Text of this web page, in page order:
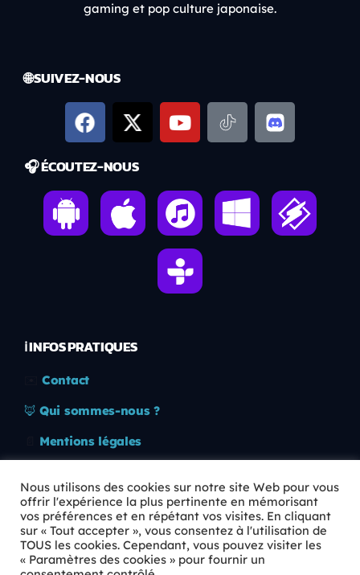
gaming et pop culture japonaise.
🌐 SUIVEZ-NOUS
🎧 ÉCOUTEZ-NOUS
ℹ️ INFOS PRATIQUES
Contact
🦊 Qui sommes-nous ?
Mentions légales
🛡️ RGPD
Copyright © 2026 Animkids. Tous droits réservés.
Nous utilisons des cookies sur notre site Web pour vous
offrir l'expérience la plus pertinente en mémorisant
vos préférences et en répétant vos visites. En cliquant
sur « Tout accepter », vous consentez à l'utilisation de
TOUS les cookies. Cependant, vous pouvez visiter les
« Paramètres des cookies » pour fournir un